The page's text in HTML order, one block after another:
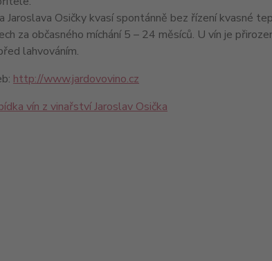
Jaroslava Osičky kvasí spontánně bez řízení kvasné
za občasného míchání 5 – 24 měsíců. U vín je
lahvováním.
http://www.jardovovino.cz
vín z vinařství Jaroslav Osička